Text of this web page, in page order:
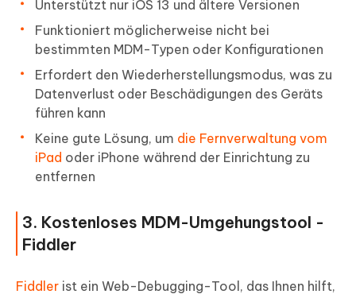
Unterstützt nur iOS 13 und ältere Versionen
Funktioniert möglicherweise nicht bei
bestimmten MDM-Typen oder Konfigurationen
Erfordert den Wiederherstellungsmodus, was zu
Datenverlust oder Beschädigungen des Geräts
führen kann
Keine gute Lösung, um die Fernverwaltung vom
iPad oder iPhone während der Einrichtung zu
entfernen
3. Kostenloses MDM-Umgehungstool -
Fiddler
Fiddler ist ein Web-Debugging-Tool, das Ihnen hilft,